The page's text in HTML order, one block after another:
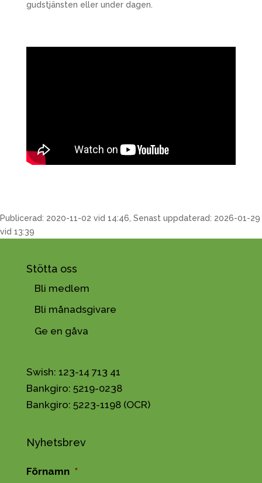
gudstjänsten eller under dagen.
Publicerad: 2020-11-02 vid 14:46, Senast uppdaterad: 2026-01-29
vid 13:39
Stötta oss
Bli medlem
Bli månadsgivare
Ge en gåva
Swish: 123-14 713 41
Bankgiro: 5219-0238
Bankgiro: 5223-1198 (OCR)
Nyhetsbrev
Förnamn *